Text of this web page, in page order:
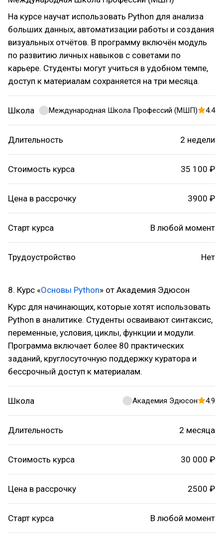
На курсе научат использовать Python для анализа
больших данных, автоматизации работы и создания
визуальных отчётов. В программу включён модуль
по развитию личных навыков с советами по
карьере. Студенты могут учиться в удобном темпе,
доступ к материалам сохраняется на три месяца.
Школа Международная Школа Профессий (МШП) 4.4
Длительность 2 недели
Стоимость курса 35 100 ₽
Цена в рассрочку 3900 ₽
Старт курса В любой момент
Трудоустройство Нет
8. Курс «Основы Python» от Академия Эдюсон
Курс для начинающих, которые хотят использовать
Python в аналитике. Студенты осваивают синтаксис,
переменные, условия, циклы, функции и модули.
Программа включает более 80 практических
заданий, круглосуточную поддержку куратора и
бессрочный доступ к материалам.
Школа Академия Эдюсон 4.9
Длительность 2 месяца
Стоимость курса 30 000 ₽
Цена в рассрочку 2500 ₽
Старт курса В любой момент